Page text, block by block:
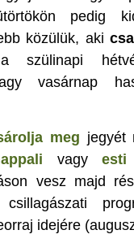
pedig
közülük, aki
vasárnap
meg jegyét
vagy esti
vesz majd
idejére